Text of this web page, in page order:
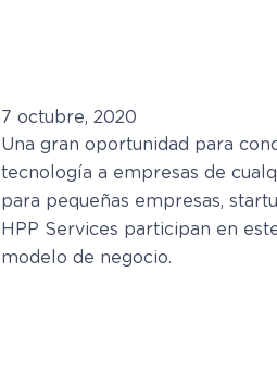
7 octubre, 2020
Una gran oportunidad para
tecnología a empresas de
para pequeñas empresas,
HPP Services participan en
modelo de negocio.